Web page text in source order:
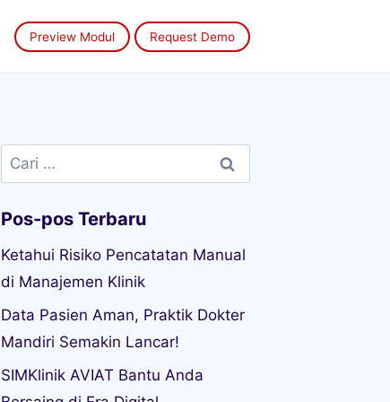
Preview Modul Request Demo
Cari
untuk:
Pos-pos Terbaru
Ketahui Risiko Pencatatan Manual
di Manajemen Klinik
Data Pasien Aman, Praktik Dokter
Mandiri Semakin Lancar!
SIMKlinik AVIAT Bantu Anda